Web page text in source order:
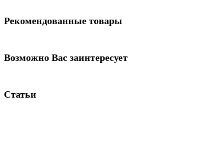
Рекомендованные товары
Возможно Вас заинтересует
Статьи